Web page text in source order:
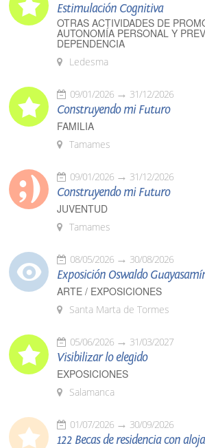
Estimulación Cognitiva
OTRAS ACTIVIDADES DE
AUTONOMÍA PERSONAL Y
DEPENDENCIA
Ledesma
09/01/2026 31/12/2026
Construyendo mi Futuro
FAMILIA
Tamames
09/01/2026 31/12/2026
Construyendo mi Futuro
JUVENTUD
Tamames
08/05/2026 30/08/2026
Exposición Oswaldo
ARTE / EXPOSICIONES
Santa Marta de Tormes
05/06/2026 31/03/2027
Visibilizar lo elegido
EXPOSICIONES
Salamanca
01/07/2026 30/09/2026
122 Becas de residencia con